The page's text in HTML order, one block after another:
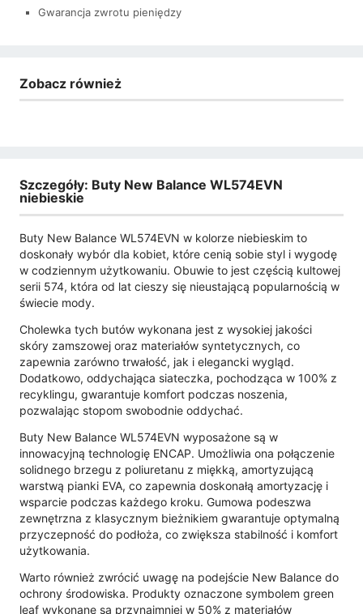
Gwarancja zwrotu pieniędzy
Zobacz również
Szczegóły: Buty New Balance WL574EVN
niebieskie
Buty New Balance WL574EVN w kolorze niebieskim to
doskonały wybór dla kobiet, które cenią sobie styl i wygodę
w codziennym użytkowaniu. Obuwie to jest częścią kultowej
serii 574, która od lat cieszy się nieustającą popularnością w
świecie mody.
Cholewka tych butów wykonana jest z wysokiej jakości
skóry zamszowej oraz materiałów syntetycznych, co
zapewnia zarówno trwałość, jak i elegancki wygląd.
Dodatkowo, oddychająca siateczka, pochodząca w 100% z
recyklingu, gwarantuje komfort podczas noszenia,
pozwalając stopom swobodnie oddychać.
Buty New Balance WL574EVN wyposażone są w
innowacyjną technologię ENCAP. Umożliwia ona połączenie
solidnego brzegu z poliuretanu z miękką, amortyzującą
warstwą pianki EVA, co zapewnia doskonałą amortyzację i
wsparcie podczas każdego kroku. Gumowa podeszwa
zewnętrzna z klasycznym bieżnikiem gwarantuje optymalną
przyczepność do podłoża, co zwiększa stabilność i komfort
użytkowania.
Warto również zwrócić uwagę na podejście New Balance do
ochrony środowiska. Produkty oznaczone symbolem green
leaf wykonane są przynajmniej w 50% z materiałów